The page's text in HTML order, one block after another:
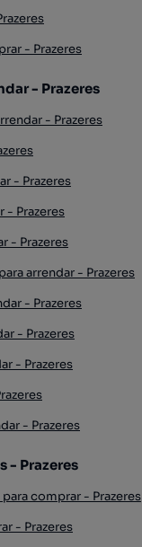
- Prazeres
- Prazeres
- Prazeres
- Prazeres
- Prazeres
- Prazeres
arrendar - Prazeres
- Prazeres
- Prazeres
- Prazeres
- Prazeres
- Prazeres
comprar - Prazeres
- Prazeres